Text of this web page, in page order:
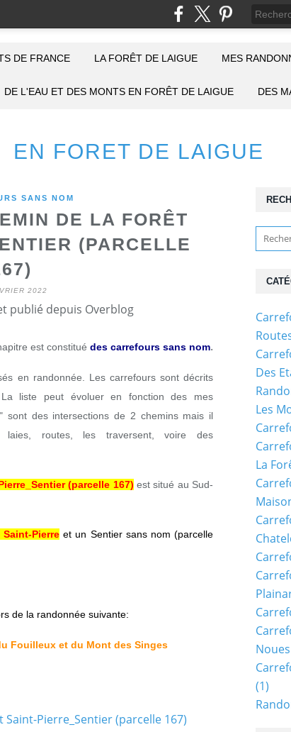
EN FORET DE LAIGUE
DE FRANCE LA FORÊT DE LAIGUE MES
DE L'EAU ET DES MONTS EN FORÊT DE LAIGUE DES
SANS NOM
DE LA FORÊT
(PARCELLE
2022
publié depuis Overblog
est constitué des carrefours sans nom.
en randonnée. Les carrefours sont décrits
liste peut évoluer en fonction des mes
sont des intersections de 2 chemins mais il
laies, routes, les traversent, voire des
(parcelle 167) est situé au Sud-
Pierre et un Sentier sans nom (parcelle
de la randonnée suivante:
Fouilleux et du Mont des Singes
Des
Les
La
Noues
(1)